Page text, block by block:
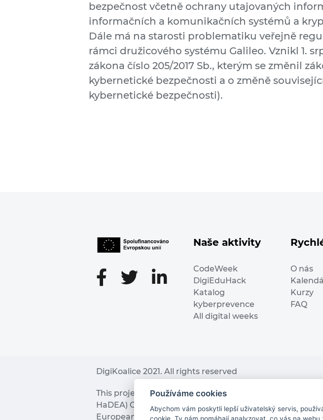
bezpečnost včetně ochrany utajovaných
informačních a komunikačních systémů a
Dále má na starosti problematiku veřejně
rámci družicového systému Galileo. Vznikl 1.
zákona číslo 205/2017 Sb., kterým se změnil
kybernetické bezpečnosti a o změně
kybernetické bezpečnosti).
Naše aktivity
CodeWeek
DigiEduHack
Katalog
kyberprevence
All digital weeks
O nás
Kurzy
FAQ
DigiKoalice 2021. All rights reserved
This project has received funding from the European
HaDEA) CEF TELECOM Calls 2019. This website
European Commission and the European Commission
Používáme cookies
Abychom vám poskytli lepší uživatelský servis,